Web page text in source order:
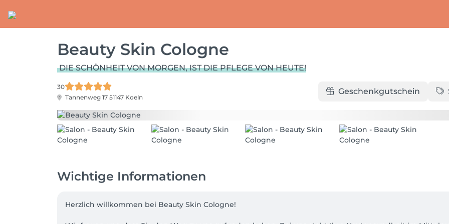
Beauty Skin Cologne
DIE SCHÖNHEIT VON MORGEN, IST DIE PFLEGE VON HEUTE!
30
Tannenweg 17 51147 Koeln
Geschenkgutschein
Wichtige Informationen
Herzlich willkommen bei Beauty Skin Cologne!